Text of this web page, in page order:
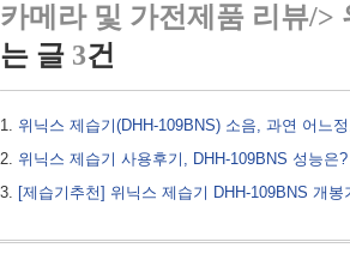
카메라 및 가전제품 리뷰/>
는 글 3건
위닉스 제습기(DHH-109BNS) 소음, 과연 어느
위닉스 제습기 사용후기, DHH-109BNS 성능은?
[제습기추천] 위닉스 제습기 DHH-109BNS 개봉